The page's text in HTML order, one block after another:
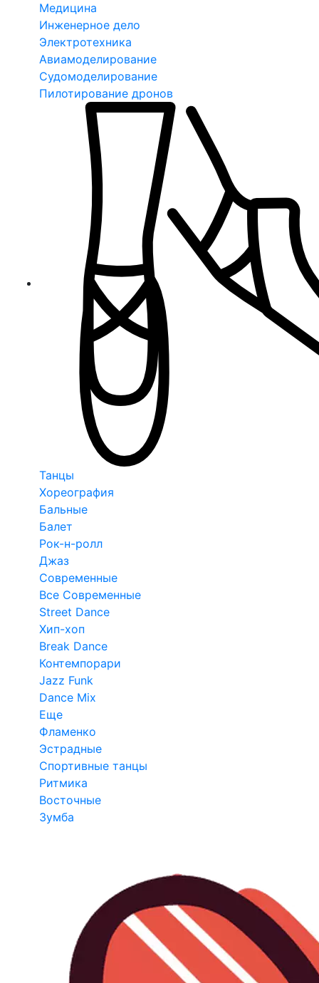
Медицина
Инженерное дело
Электротехника
Авиамоделирование
Судомоделирование
Пилотирование дронов
Танцы
Хореография
Бальные
Балет
Рок-н-ролл
Джаз
Современные
Все Современные
Street Dance
Хип-хоп
Break Dance
Контемпорари
Jazz Funk
Dance Mix
Еще
Фламенко
Эстрадные
Спортивные танцы
Ритмика
Восточные
Зумба